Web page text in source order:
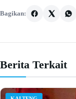
Bagikan:
Berita Terkait